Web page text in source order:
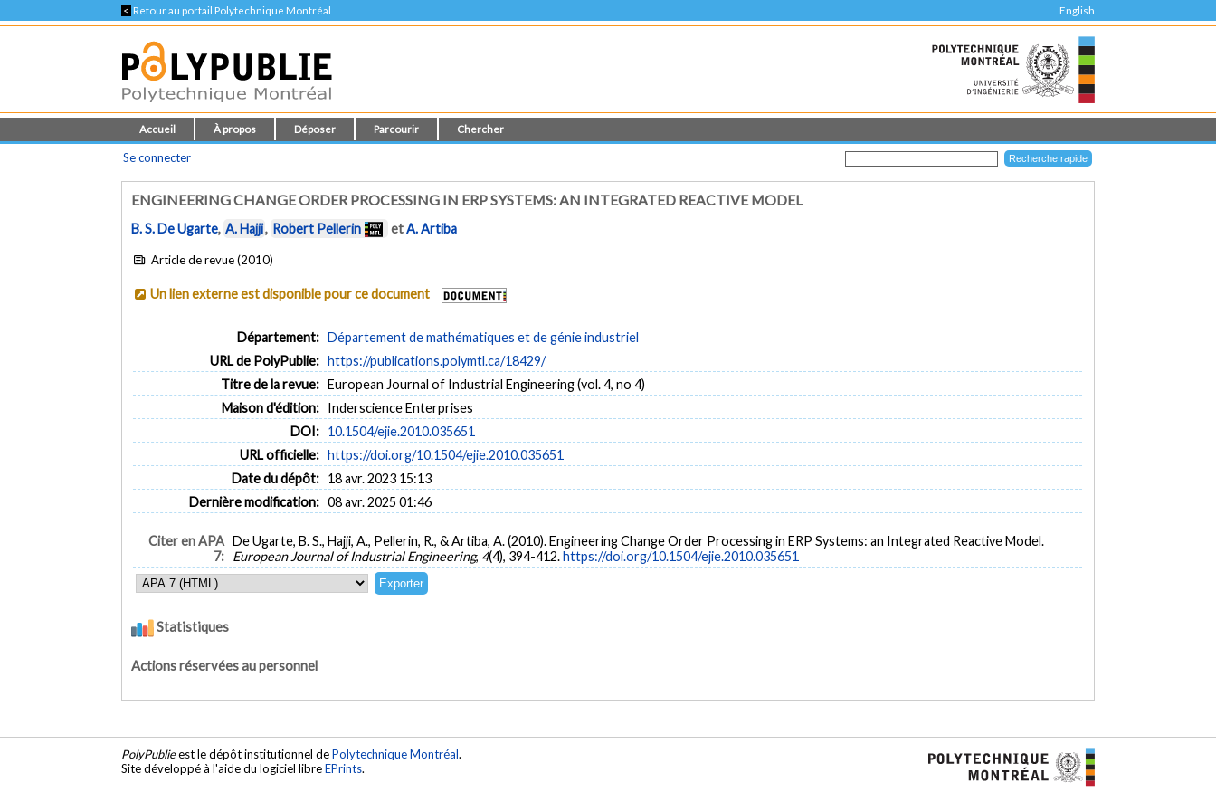
< Retour au portail Polytechnique Montréal English
Accueil À propos Déposer Parcourir Chercher
Se connecter
ENGINEERING CHANGE ORDER PROCESSING IN ERP SYSTEMS: AN INTEGRATED REACTIVE MODEL
B. S. De Ugarte, A. Hajji, Robert Pellerin etA. Artiba
Article de revue (2010)
Un lien externe est disponible pour ce document
Département: Département de mathématiques et de génie industriel
URL de PolyPublie: https://publications.polymtl.ca/18429/
Titre de la revue: European Journal of Industrial Engineering (vol. 4, no 4)
Maison d'édition: Inderscience Enterprises
DOI: 10.1504/ejie.2010.035651
URL officielle: https://doi.org/10.1504/ejie.2010.035651
Date du dépôt: 18 avr. 2023 15:13
Dernière modification: 08 avr. 2025 01:46
Citer en APA
7:
De Ugarte, B. S., Hajji, A., Pellerin, R., & Artiba, A. (2010). Engineering Change Order Processing in ERP Systems: an Integrated Reactive Model.
European Journal of Industrial Engineering, 4(4), 394-412.https://doi.org/10.1504/ejie.2010.035651
Statistiques
Actions réservées au personnel
PolyPublieest le dépôt institutionnel dePolytechnique Montréal.
Site développé à l'aide du logiciel libreEPrints.